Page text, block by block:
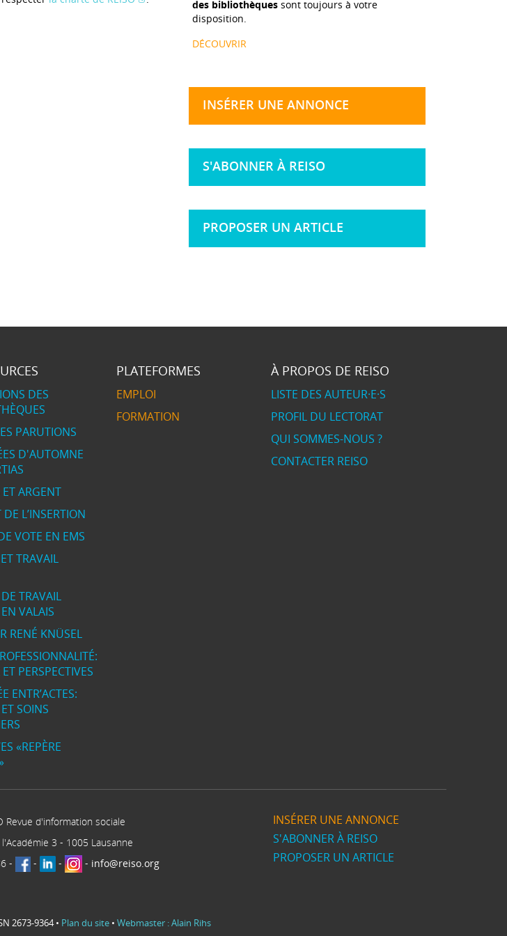
des bibliothèques sont toujours à votre
disposition.
DÉCOUVRIR
INSÉRER UNE ANNONCE
S'ABONNER À REISO
PROPOSER UN ARTICLE
DES
PARUTIONS
D'AUTOMNE
ET ARGENT
L’INSERTION
VOTE EN EMS
TRAVAIL
TRAVAIL
VALAIS
RENÉ KNÜSEL
PERSPECTIVES
ENTR’ACTES:
SOINS
«REPÈRE
PLATEFORMES
EMPLOI
FORMATION
À PROPOS DE REISO
LISTE DES AUTEUR·E·S
PROFIL DU LECTORAT
QUI SOMMES-NOUS ?
CONTACTER REISO
Revue d'information sociale
3 - 1005 Lausanne
- - - - info@reiso.org
INSÉRER UNE ANNONCE
S'ABONNER À REISO
PROPOSER UN ARTICLE
2673-9364 • Plan du site • Webmaster : Alain Rihs